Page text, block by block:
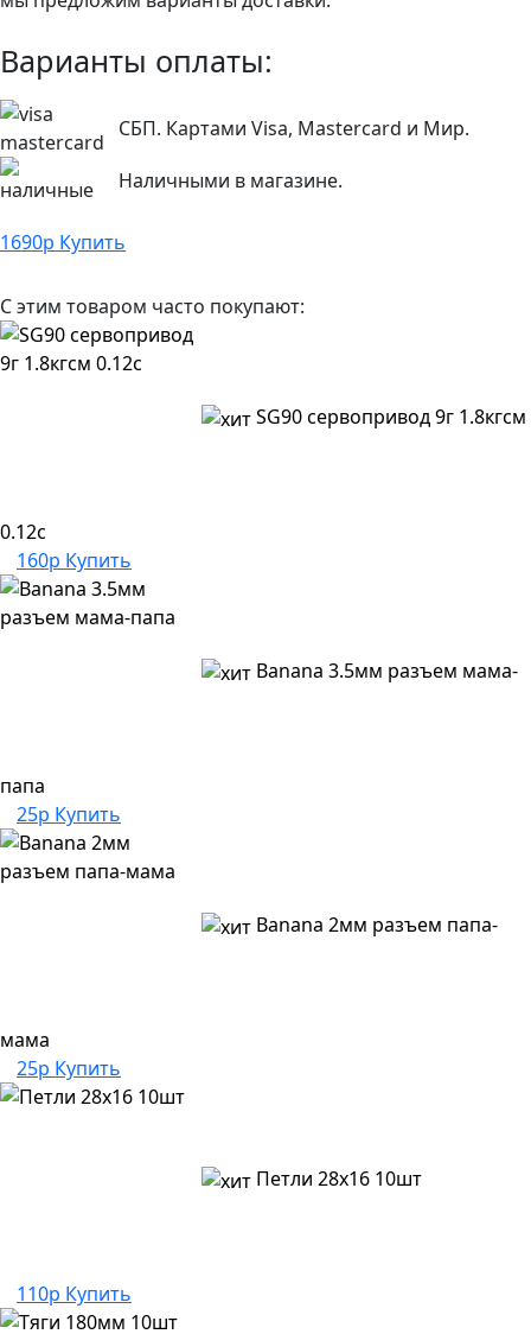
Варианты оплаты:
СБП. Картами Visa, Mastercard и Мир.
Наличными в магазине.
1690р Купить
С этим товаром часто покупают:
SG90 сервопривод 9г 1.8кгсм
0.12с
160р Купить
Banana 3.5мм разъем мама-
папа
25р Купить
Banana 2мм разъем папа-
мама
25р Купить
Петли 28х16 10шт
110р Купить